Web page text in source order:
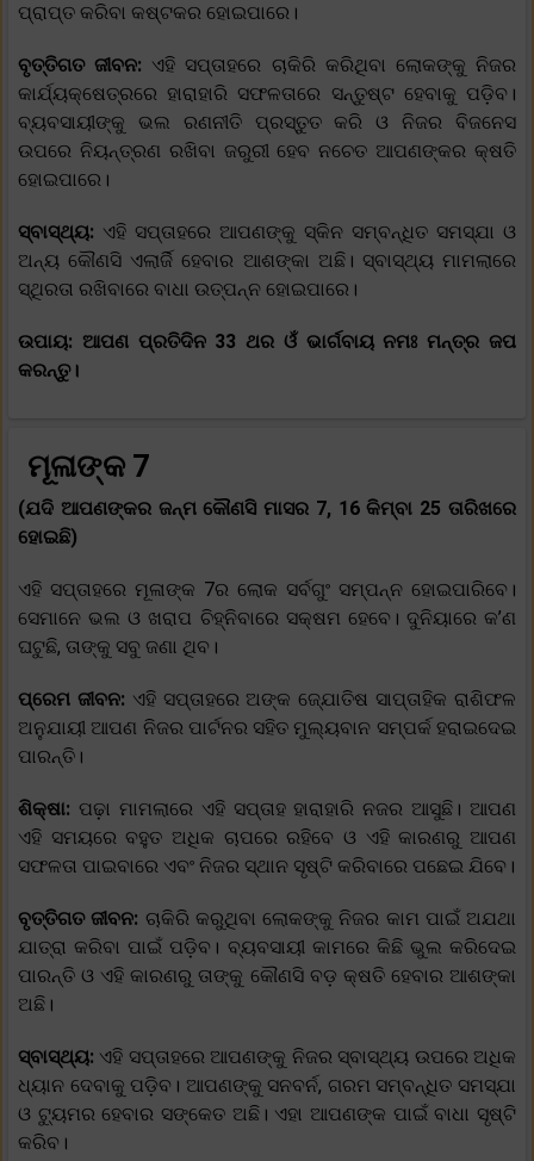
ପ୍ରାପ୍ତ କରିବା କଷ୍ଟକର ହୋଇପାରେ।
ବୃତ୍ତିଗତ ଜୀବନ: ଏହି ସପ୍ତାହରେ ଚାକିରି କରିଥିବା ଲୋକଙ୍କୁ ନିଜର
କାର୍ଯ୍ୟକ୍ଷେତ୍ରରେ ହାରାହାରି ସଫଳତାରେ ସନ୍ତୁଷ୍ଟ ହେବାକୁ ପଡ଼ିବ।
ବ୍ୟବସାୟୀଙ୍କୁ ଭଲ ରଣନୀତି ପ୍ରସ୍ତୁତ କରି ଓ ନିଜର ବିଜନେସ
ଉପରେ ନିୟନ୍ତ୍ରଣ ରଖିବା ଜରୁରୀ ହେବ ନଚେତ ଆପଣଙ୍କର କ୍ଷତି
ହୋଇପାରେ।
ସ୍ବାସ୍ଥ୍ୟ: ଏହି ସପ୍ତାହରେ ଆପଣଙ୍କୁ ସ୍କିନ ସମ୍ବନ୍ଧିତ ସମସ୍ଯା ଓ
ଅନ୍ୟ କୌଣସି ଏଲାର୍ଜି ହେବାର ଆଶଙ୍କା ଅଛି। ସ୍ବାସ୍ଥ୍ୟ ମାମଲାରେ
ସ୍ଥିରତା ରଖିବାରେ ବାଧା ଉତ୍ପନ୍ନ ହୋଇପାରେ।
ଉପାୟ: ଆପଣ ପ୍ରତିଦିନ 33 ଥର ଓଁ ଭାର୍ଗବାୟ ନମଃ ମନ୍ତ୍ର ଜପ
କରନ୍ତୁ।
ମୂଳାଙ୍କ 7
(ଯଦି ଆପଣଙ୍କର ଜନ୍ମ କୌଣସି ମାସର 7, 16 କିମ୍ବା 25 ତାରିଖରେ
ହୋଇଛି)
ଏହି ସପ୍ତାହରେ ମୂଳାଙ୍କ 7ର ଲୋକ ସର୍ବଗୁଂ ସମ୍ପନ୍ନ ହୋଇପାରିବେ।
ସେମାନେ ଭଲ ଓ ଖରାପ ଚିହ୍ନିବାରେ ସକ୍ଷମ ହେବେ। ଦୁନିୟାରେ କ’ଣ
ଘଟୁଛି, ତାଙ୍କୁ ସବୁ ଜଣା ଥିବ।
ପ୍ରେମ ଜୀବନ: ଏହି ସପ୍ତାହରେ ଅଙ୍କ ଜ୍ଯୋତିଷ ସାପ୍ତାହିକ ରାଶିଫଳ
ଅନୁଯାୟୀ ଆପଣ ନିଜର ପାର୍ଟନର ସହିତ ମୁଲ୍ୟବାନ ସମ୍ପର୍କ ହରାଇଦେଇ
ପାରନ୍ତି।
ଶିକ୍ଷା: ପଢ଼ା ମାମଲାରେ ଏହି ସପ୍ତାହ ହାରାହାରି ନଜର ଆସୁଛି। ଆପଣ
ଏହି ସମୟରେ ବହୁତ ଅଧିକ ଚାପରେ ରହିବେ ଓ ଏହି କାରଣରୁ ଆପଣ
ସଫଳତା ପାଇବାରେ ଏବଂ ନିଜର ସ୍ଥାନ ସୃଷ୍ଟି କରିବାରେ ପଛେଇ ଯିବେ।
ବୃତ୍ତିଗତ ଜୀବନ: ଚାକିରି କରୁଥିବା ଲୋକଙ୍କୁ ନିଜର କାମ ପାଇଁ ଅଯଥା
ଯାତ୍ରା କରିବା ପାଇଁ ପଡ଼ିବ। ବ୍ୟବସାୟୀ କାମରେ କିଛି ଭୁଲ କରିଦେଇ
ପାରନ୍ତି ଓ ଏହି କାରଣରୁ ତାଙ୍କୁ କୌଣସି ବଡ଼ କ୍ଷତି ହେବାର ଆଶଙ୍କା
ଅଛି।
ସ୍ବାସ୍ଥ୍ୟ: ଏହି ସପ୍ତାହରେ ଆପଣଙ୍କୁ ନିଜର ସ୍ବାସ୍ଥ୍ୟ ଉପରେ ଅଧିକ
ଧ୍ୟାନ ଦେବାକୁ ପଡ଼ିବ। ଆପଣଙ୍କୁ ସନବର୍ନ, ଗରମ ସମ୍ବନ୍ଧିତ ସମସ୍ଯା
ଓ ଟ୍ୟୁମର ହେବାର ସଙ୍କେତ ଅଛି। ଏହା ଆପଣଙ୍କ ପାଇଁ ବାଧା ସୃଷ୍ଟି
କରିବ।